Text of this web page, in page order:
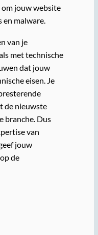
jouw website
en malware.
van je
met technische
dat jouw
eisen. Je
de nieuwste
branche. Dus
van
jouw
de